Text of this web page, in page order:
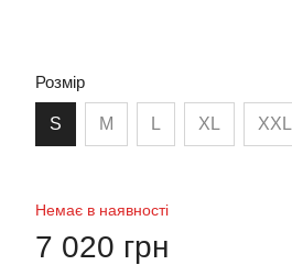
Розмір
S M L XL XXL
Немає в наявності
7 020 грн